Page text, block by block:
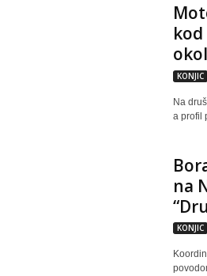
KONJIC
Na
a profil
na
KONJIC